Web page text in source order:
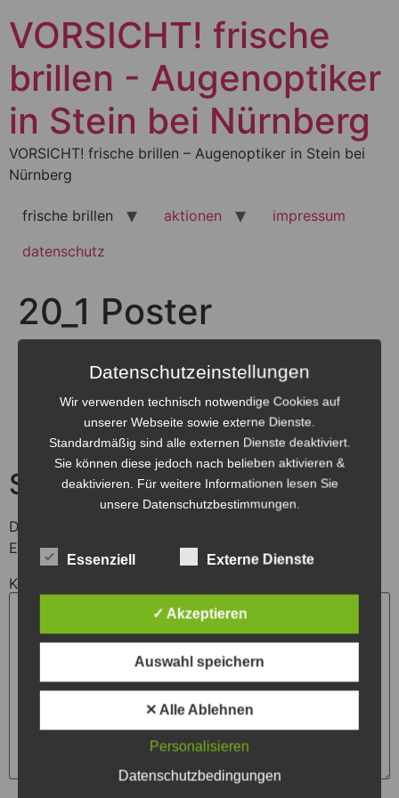
Inhalt
springen
VORSICHT! frische
brillen - Augenoptiker
in Stein bei Nürnberg
VORSICHT! frische brillen – Augenoptiker in Stein bei
Nürnberg
frische brillen aktionen
impressum
datenschutz
20_1 Poster
Schuhmann ls-
1_Seite_2
Schreibe einen Kommentar
Deine E-Mail-Adresse wird nicht veröffentlicht.
Erforderliche Felder sind mit
Kommentar
Datenschutzeinstellungen
Wir verwenden technisch notwendige Cookies auf
unserer Webseite sowie externe Dienste.
Standardmäßig sind alle externen Dienste deaktiviert.
Sie können diese jedoch nach belieben aktivieren &
deaktivieren. Für weitere Informationen lesen Sie
unsere Datenschutzbestimmungen.
Essenziell Externe Dienste
✓ Akzeptieren
Auswahl speichern
✕ Alle Ablehnen
Personalisieren
Datenschutzbedingungen